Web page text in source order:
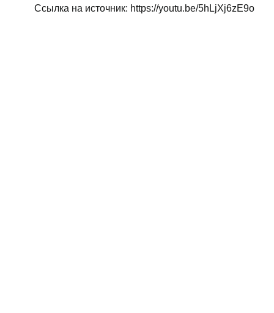
Ссылка на источник: https://youtu.be/5hLjXj6zE9o